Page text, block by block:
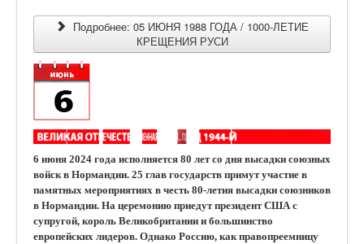
Подробнее: 05 ИЮНЯ 1988 ГОДА / 1000-ЛЕТИЕ
КРЕЩЕНИЯ РУСИ
6 июня 2024 года исполняется 80 лет со дня высадки союзных
войск в Нормандии. 25 глав государств примут участие в
памятных мероприятиях в честь 80-летия высадки союзников
в Нормандии. На церемонию приедут президент США с
супругой, король Великобритании и большинство
европейских лидеров. Однако Россию, как правопреемницу